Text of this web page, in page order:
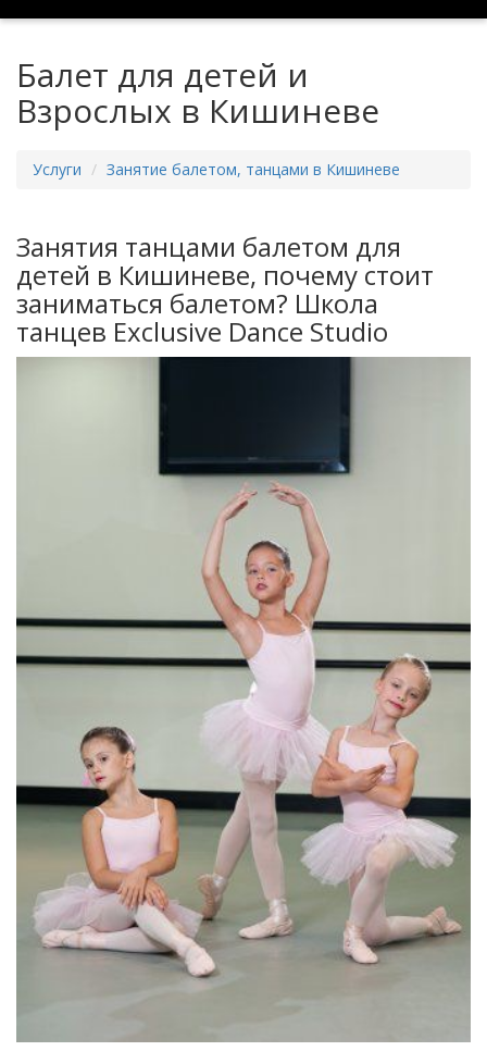
Балет для детей и
Взрослых в Кишиневе
Услуги Занятие балетом, танцами в Кишиневе
Занятия танцами балетом для
детей в Кишиневе, почему стоит
заниматься балетом? Школа
танцев Exclusive Dance Studio